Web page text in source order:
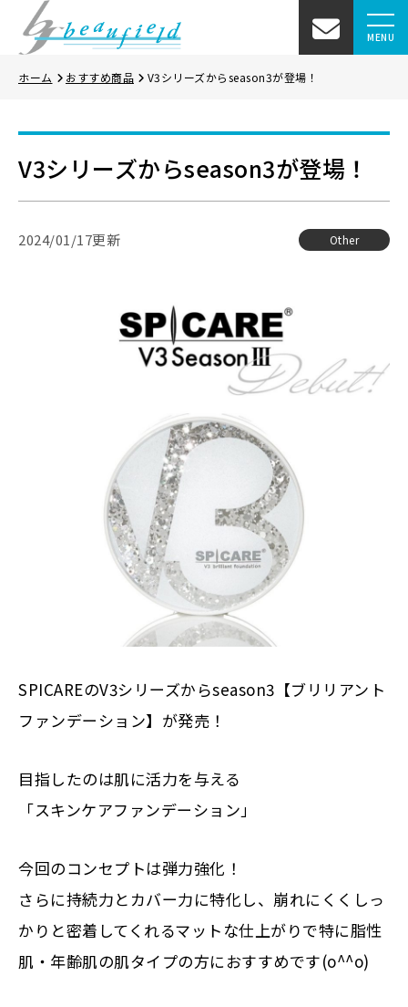
MENU
ホーム おすすめ商品 V3シリーズからseason3が登場！
V3シリーズからseason3が登場！
2024/01/17更新 Other
SPICAREのV3シリーズからseason3【ブリリアント
ファンデーション】が発売！
目指したのは肌に活力を与える
「スキンケアファンデーション」
今回のコンセプトは弾力強化！
さらに持続力とカバー力に特化し、崩れにくくしっ
かりと密着してくれるマットな仕上がりで特に脂性
肌・年齢肌の肌タイプの方におすすめです(o^^o)